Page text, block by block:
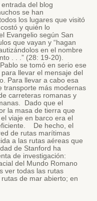
del blog
se han
los lugares que visitó
y quién lo
Evangelio según San
que vayan y “hagan
en el nombre
. . .” (28: 19-20).
se tomó en serio ese
llevar el mensaje del
Para llevar a cabo esa
transporte más modernas
carreteras romanas y
Dado que el
la masa de tierra que
viaje en barco era el
De hecho, el
de rutas marítimas
a las rutas aéreas que
de Stanford ha
de investigación:
del Mundo Romano
ver todas las rutas
de mar abierto; en